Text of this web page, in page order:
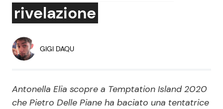
Dal Mondo
Economia
Persone Scomparse
Politica Reality e Talent
rivelazione
GIGI DAQU
Antonella Elia scopre a Temptation Island 2020
che Pietro Delle Piane ha baciato una tentatrice